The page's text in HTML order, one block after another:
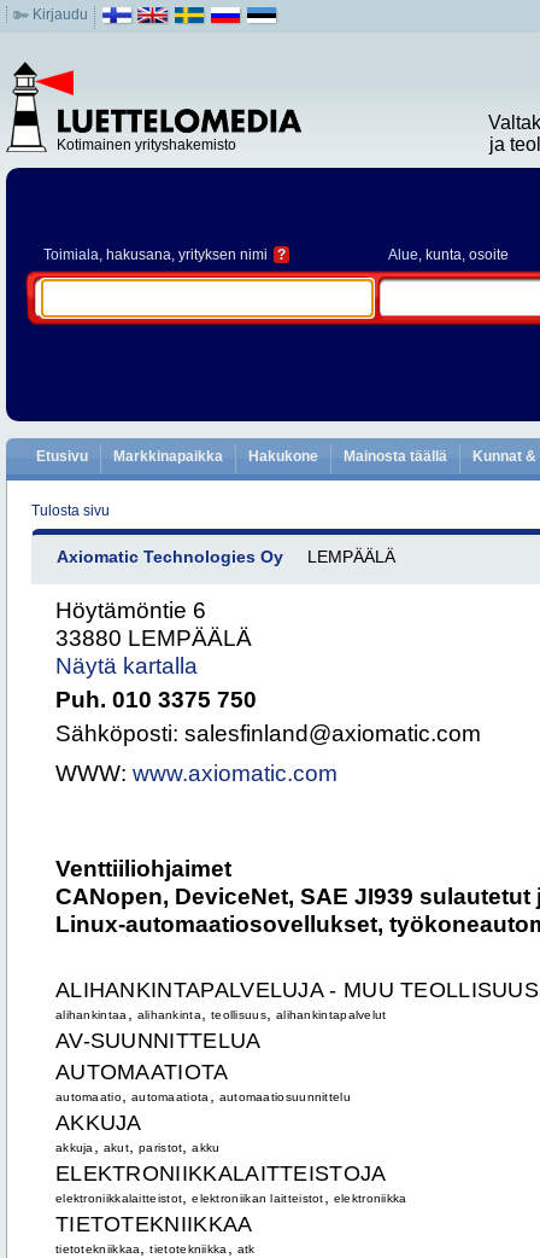
Kirjaudu
Kotimainen yrityshakemisto
ja
Toimiala, hakusana, yrityksen nimi ? Alue, kunta, osoite
Etusivu Markkinapaikka Hakukone Mainosta täällä Kunnat
Tulosta sivu
Axiomatic Technologies Oy LEMPÄÄLÄ
Höytämöntie 6
33880 LEMPÄÄLÄ
Näytä kartalla
Puh. 010 3375 750
Sähköposti: salesfinland@axiomatic.com
WWW: www.axiomatic.com
Venttiiliohjaimet
CANopen, DeviceNet, SAE JI939 sulautetut
Linux-automaatiosovellukset,
ALIHANKINTAPALVELUJA - MUU TEOLLISUUS
alihankintaa alihankinta teollisuus, alihankintapalvelut
AV-SUUNNITTELUA
AUTOMAATIOTA
automaatio automaatiota automaatiosuunnittelu
AKKUJA
akkuja akut ,paristot ,akku
ELEKTRONIIKKALAITTEISTOJA
elektroniikkalaitteistot ,elektroniikan laitteistot elektroniikka
TIETOTEKNIIKKAA
tietotekniikkaa ,tietotekniikka atk